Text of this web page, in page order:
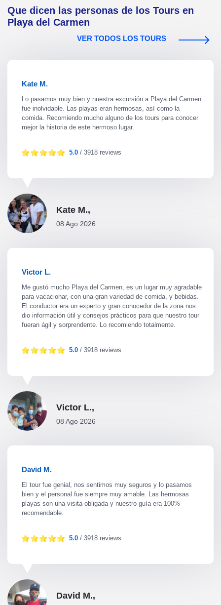
Que dicen las personas de los Tours en
Playa del Carmen
VER TODOS LOS TOURS
Kate M.
Lo pasamos muy bien y nuestra excursión a Playa del Carmen
fue inolvidable. Las playas eran hermosas, así como la
comida. Recomiendo mucho alguno de los tours para conocer
mejor la historia de este hermoso lugar.
5.0 / 3918 reviews
Kate M.,
08 Ago 2026
Victor L.
Me gustó mucho Playa del Carmen, es un lugar muy agradable
para vacacionar, con una gran variedad de comida, y bebidas.
El conductor era un experto y gran conocedor de la zona nos
dio información útil y consejos prácticos para que nuestro tour
fueran ágil y sorprendente. Lo recomiendo totalmente.
5.0 / 3918 reviews
Victor L.,
08 Ago 2026
David M.
El tour fue genial, nos sentimos muy seguros y lo pasamos
bien y el personal fue siempre muy amable. Las hermosas
playas son una visita obligada y nuestro guía era 100%
recomendable.
5.0 / 3918 reviews
David M.,